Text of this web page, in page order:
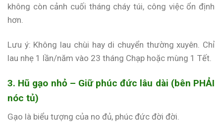
không còn cảnh cuối tháng cháy túi, công việc ổn định
hơn.
Lưu ý: Không lau chùi hay di chuyển thường xuyên. Chỉ
lau nhẹ 1 lần/năm vào 23 tháng Chạp hoặc mùng 1 Tết.
3. Hũ gạo nhỏ – Giữ phúc đức lâu dài (bên PHẢI
nóc tủ)
Gạo là biểu tượng của no đủ, phúc đức đời đời.